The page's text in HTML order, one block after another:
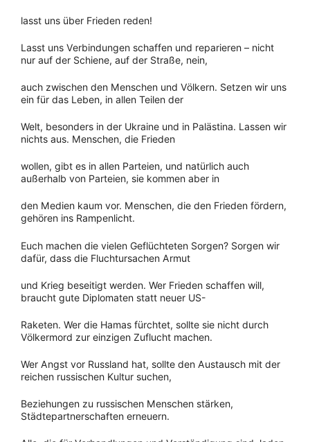
lasst uns über Frieden reden!
Lasst uns Verbindungen schaffen und reparieren – nicht
nur auf der Schiene, auf der Straße, nein,
auch zwischen den Menschen und Völkern. Setzen wir uns
ein für das Leben, in allen Teilen der
Welt, besonders in der Ukraine und in Palästina. Lassen wir
nichts aus. Menschen, die Frieden
wollen, gibt es in allen Parteien, und natürlich auch
außerhalb von Parteien, sie kommen aber in
den Medien kaum vor. Menschen, die den Frieden fördern,
gehören ins Rampenlicht.
Euch machen die vielen Geflüchteten Sorgen? Sorgen wir
dafür, dass die Fluchtursachen Armut
und Krieg beseitigt werden. Wer Frieden schaffen will,
braucht gute Diplomaten statt neuer US-
Raketen. Wer die Hamas fürchtet, sollte sie nicht durch
Völkermord zur einzigen Zuflucht machen.
Wer Angst vor Russland hat, sollte den Austausch mit der
reichen russischen Kultur suchen,
Beziehungen zu russischen Menschen stärken,
Städtepartnerschaften erneuern.